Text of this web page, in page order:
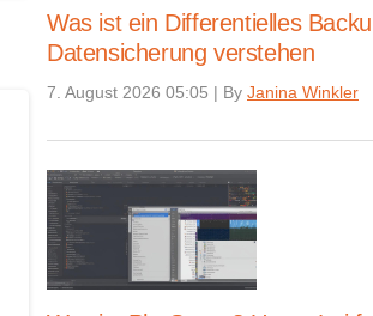
Was ist ein Differentielles
Datensicherung verstehen
7. August 2026 05:05 | By Janina Winkler